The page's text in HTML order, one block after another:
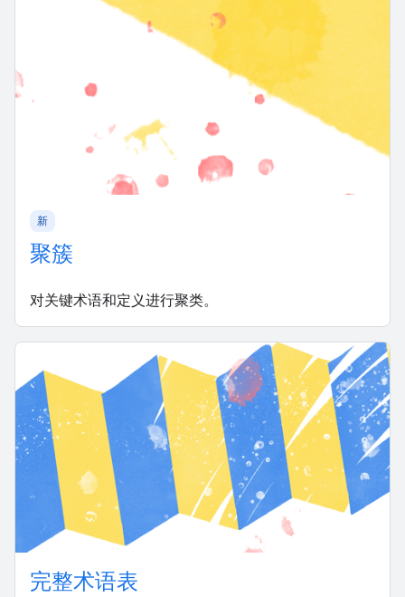
新
聚簇
对关键术语和定义进行聚类。
完整术语表